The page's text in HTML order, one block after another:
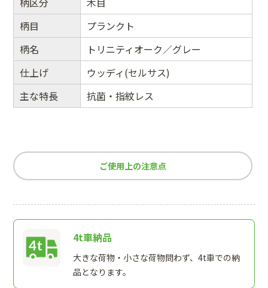
柄目
プランクト
柄名
トリニティオーク／グレー
仕上げ
ウッディ(セルサス)
主な特長
抗菌・指紋レス
ご使用上の注意点
4t車納品
大きな荷物・小さな荷物問わず、4t車での納
品となります。